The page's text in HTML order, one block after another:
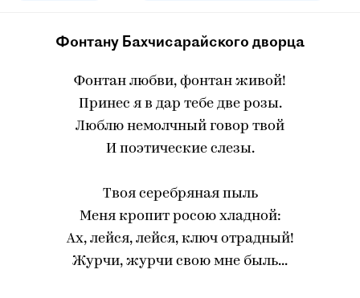
Фонтану Бахчисарайского дворца
Фонтан любви, фонтан живой!
Принес я в дар тебе две розы.
Люблю немолчный говор твой
И поэтические слезы.
Твоя серебряная пыль
Меня кропит росою хладной:
Ах, лейся, лейся, ключ отрадный!
Журчи, журчи свою мне быль...